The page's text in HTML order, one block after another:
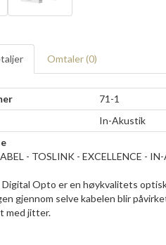
Omtaler (0)
71-1
In-Akustik
- TOSLINK - EXCELLENCE -
Digital Opto er en høykvalitets
gjennom selve kabelen blir
med jitter.